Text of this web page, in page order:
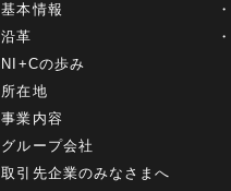
基本情報
沿革
NI+Cの歩み
所在地
事業内容
グループ会社
取引先企業のみなさまへ